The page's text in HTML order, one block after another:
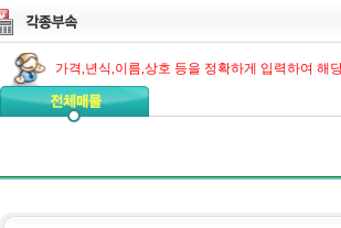
가격,년식,이름,상호 등을 정확하게 입력하여 해